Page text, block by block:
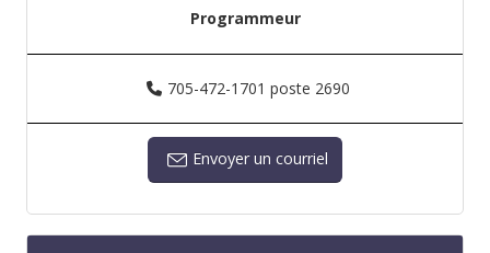
Programmeur
705-472-1701 poste 2690
Envoyer un courriel